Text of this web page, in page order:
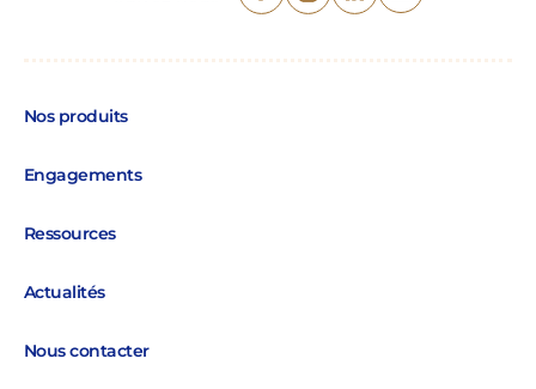
Nos produits
Engagements
Ressources
Actualités
Nous contacter